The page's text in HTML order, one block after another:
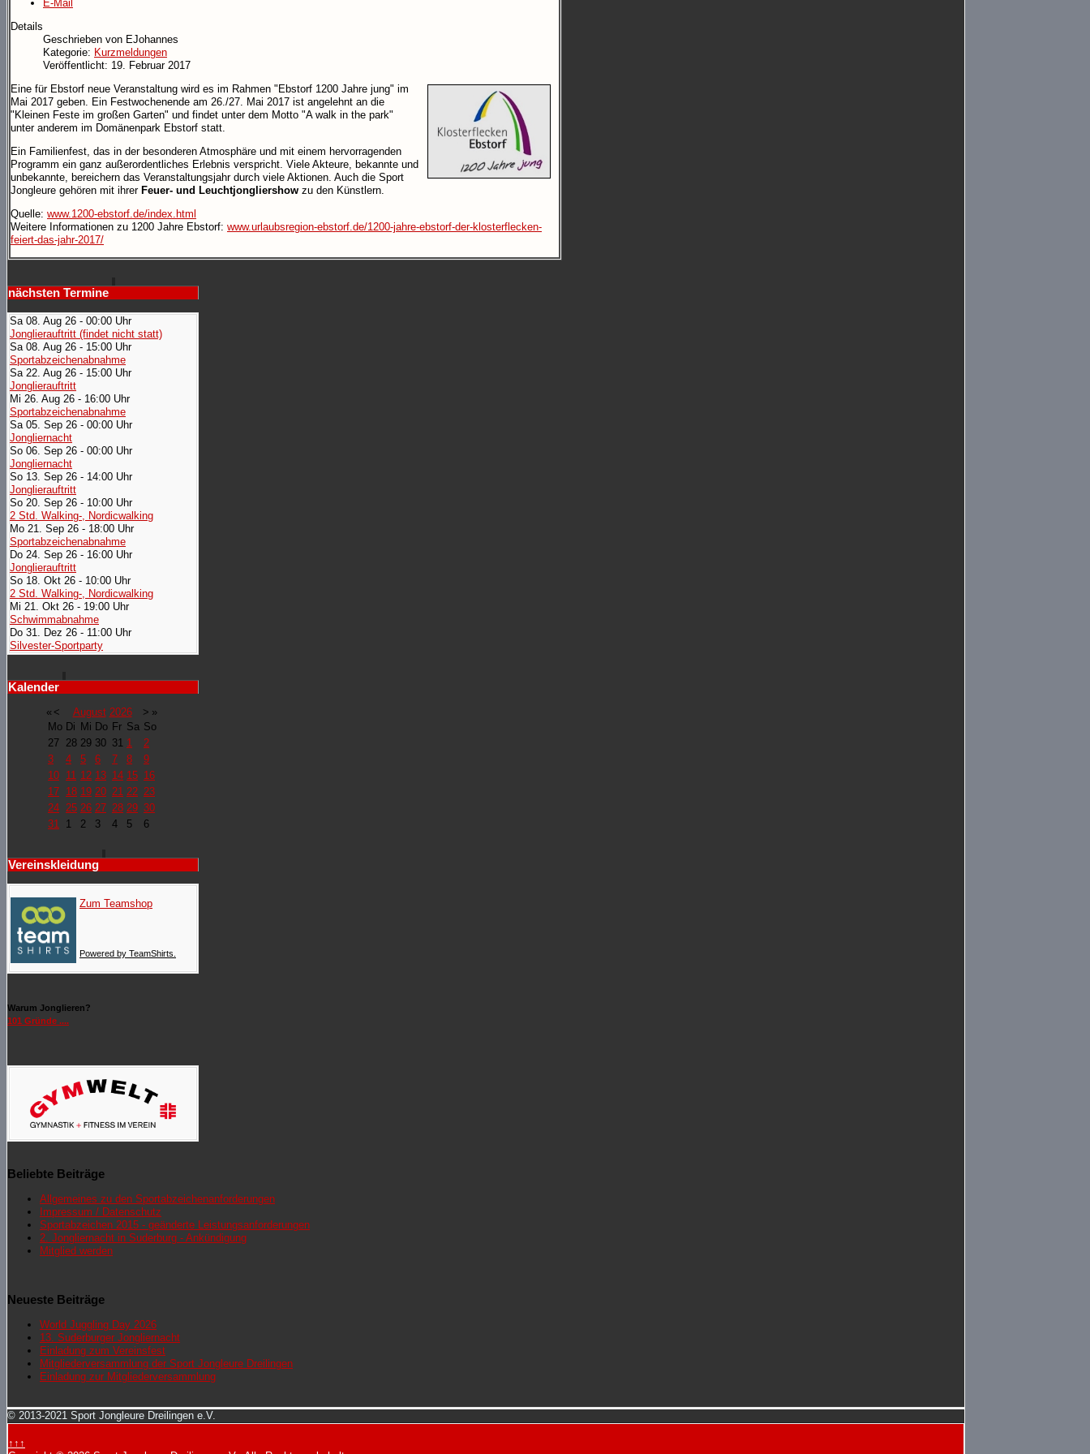
E-Mail
Details
Geschrieben von EJohannes
Kategorie: Kurzmeldungen
Veröffentlicht: 19. Februar 2017
Eine für Ebstorf neue Veranstaltung wird es im Rahmen "Ebstorf 1200 Jahre jung" im
Mai 2017 geben. Ein Festwochenende am 26./27. Mai 2017 ist angelehnt an die
"Kleinen Feste im großen Garten" und findet unter dem Motto "A walk in the park"
unter anderem im Domänenpark Ebstorf statt.
Ein Familienfest, das in der besonderen Atmosphäre und mit einem hervorragenden
Programm ein ganz außerordentliches Erlebnis verspricht. Viele Akteure, bekannte und
unbekannte, bereichern das Veranstaltungsjahr durch viele Aktionen. Auch die Sport
Jongleure gehören mit ihrer Feuer- und Leuchtjongliershow zu den Künstlern.
Quelle: www.1200-ebstorf.de/index.html
Weitere Informationen zu 1200 Jahre Ebstorf: www.urlaubsregion-ebstorf.de/1200-jahre-ebstorf-der-klosterflecken-
feiert-das-jahr-2017/
nächsten Termine
Sa 08. Aug 26 - 00:00 Uhr
Jonglierauftritt (findet nicht statt)
Sa 08. Aug 26 - 15:00 Uhr
Sportabzeichenabnahme
Sa 22. Aug 26 - 15:00 Uhr
Jonglierauftritt
Mi 26. Aug 26 - 16:00 Uhr
Sportabzeichenabnahme
Sa 05. Sep 26 - 00:00 Uhr
Jongliernacht
So 06. Sep 26 - 00:00 Uhr
Jongliernacht
So 13. Sep 26 - 14:00 Uhr
Jonglierauftritt
So 20. Sep 26 - 10:00 Uhr
2 Std. Walking-, Nordicwalking
Mo 21. Sep 26 - 18:00 Uhr
Sportabzeichenabnahme
Do 24. Sep 26 - 16:00 Uhr
Jonglierauftritt
So 18. Okt 26 - 10:00 Uhr
2 Std. Walking-, Nordicwalking
Mi 21. Okt 26 - 19:00 Uhr
Schwimmabnahme
Do 31. Dez 26 - 11:00 Uhr
Silvester-Sportparty
Kalender
« < August 2026 > »
Mo Di Mi Do Fr Sa So
27 28 29 30 31 1
2
3
4 5 6 7 8
9
10 11 12 13 14 15 16
17 18 19 20 21 22 23
24 25 26 27 28 29 30
31 1 2 3 4 5 6
Vereinskleidung
Zum Teamshop
Powered by TeamShirts.
Warum Jonglieren?
101 Gründe ....
Beliebte Beiträge
Allgemeines zu den Sportabzeichenanforderungen
Impressum / Datenschutz
Sportabzeichen 2015 - geänderte Leistungsanforderungen
2. Jongliernacht in Suderburg - Ankündigung
Mitglied werden
Neueste Beiträge
World Juggling Day 2026
13. Suderburger Jongliernacht
Einladung zum Vereinsfest
Mitgliederversammlung der Sport Jongleure Dreilingen
Einladung zur Mitgliederversammlung
© 2013-2021 Sport Jongleure Dreilingen e.V.
↑↑↑